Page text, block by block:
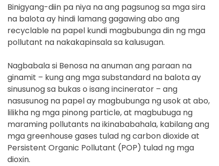
Binigyang-diin pa niya na ang pagsunog sa mga sira
na balota ay hindi lamang gagawing abo ang
recyclable na papel kundi magbubunga din ng mga
pollutant na nakakapinsala sa kalusugan.
Nagbabala si Benosa na anuman ang paraan na
ginamit – kung ang mga substandard na balota ay
sinusunog sa bukas o isang incinerator – ang
nasusunog na papel ay magbubunga ng usok at abo,
lilikha ng mga pinong particle, at magbubuga ng
maraming pollutants na ikinababahala, kabilang ang
mga greenhouse gases tulad ng carbon dioxide at
Persistent Organic Pollutant (POP) tulad ng mga
dioxin.